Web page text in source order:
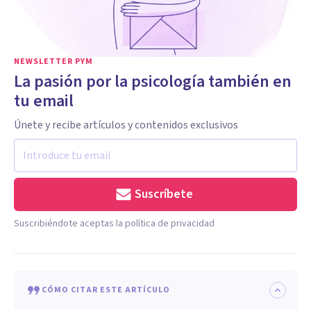
NEWSLETTER PYM
La pasión por la psicología también en
tu email
Únete y recibe artículos y contenidos exclusivos
Suscríbete
Suscribiéndote aceptas la política de privacidad
CÓMO CITAR ESTE ARTÍCULO